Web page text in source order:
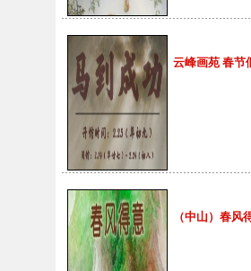
云峰画苑 春节
（中山）春风